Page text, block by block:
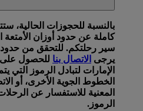
بالنسبة للحجوزات الحالية،
كاملة عن حدود أوزان
سير رحلتكم. للتحقق من حدود
يرجى الاتصال بنا للحصول
الإمارات لتبادل الرموز
الخطوط الجوية الأخرى، أو
المعنية للاستفسار عن
الرموز.